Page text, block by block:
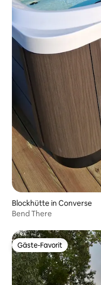
Blockhütte in Converse
Bend There
Gäste-Favorit
Gäste-Favorit